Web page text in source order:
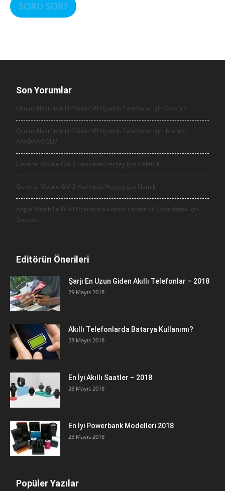
SORU SOR?
Son Yorumlar
Oculus Nasıl İndirilir? Gear VR Uyumlu Telefonlar için Göktürk
Oculus Nasıl İndirilir? Gear VR Uyumlu Telefonlar için ibrahim
ARADANOĞLU
General Mobile GM 8 Hakkında Herşey için Göktürk
General Mobile GM 8 Hakkında Herşey için Namık
Apple Watch İle Wi-Fi Üzerinden Arama Yapma ve Cevaplama için
Göktürk
Editörün Önerileri
Şarjı En Uzun Giden Akıllı Telefonlar – 2018
29 Mayıs 2018
Akıllı Telefonlarda Batarya Kullanımı?
28 Mayıs 2018
En İyi Akıllı Saatler – 2018
28 Mayıs 2018
En İyi Powerbank Modelleri 2018
23 Mayıs 2018
Popüler Yazılar